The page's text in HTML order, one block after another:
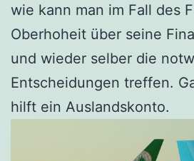
wie kann man im Fall des
Oberhoheit über seine
und wieder selber die
Entscheidungen treffen.
hilft ein Auslandskonto.